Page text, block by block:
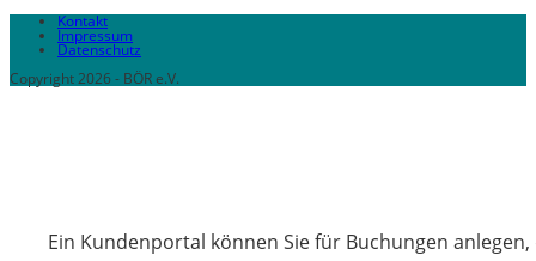
Kontakt
Impressum
Datenschutz
Copyright 2026 - BÖR e.V.
Ein Kundenportal können Sie für Buchungen